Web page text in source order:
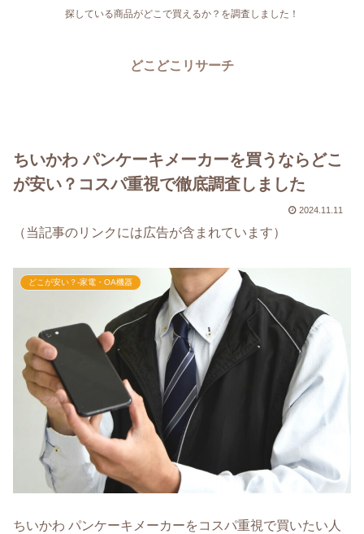
探している商品がどこで買えるか？を調査しました！
どこどこリサーチ
ちいかわ パンケーキメーカーを買うならどこ
が安い？コスパ重視で徹底調査しました
2024.11.11
（当記事のリンクには広告が含まれています）
どこが安い？-家電・OA機器
ちいかわ パンケーキメーカーをコスパ重視で買いたい人